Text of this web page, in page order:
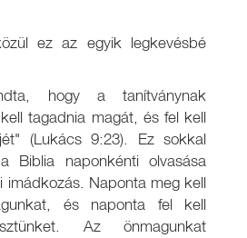
ez az egyik legkevésbé
hogy a tanítványnak
kell tagadnia magát, és fel kell
(Lukács 9:23). Ez sokkal
Biblia naponkénti olvasása
imádkozás. Naponta meg kell
és naponta fel kell
Az önmagunkat